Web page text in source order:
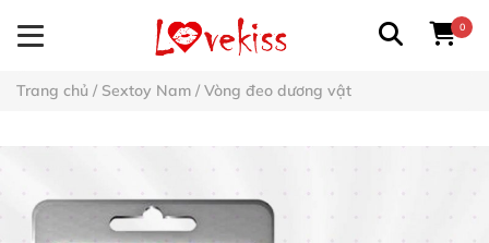
0
Trang chủ / Sextoy Nam / Vòng đeo dương vật